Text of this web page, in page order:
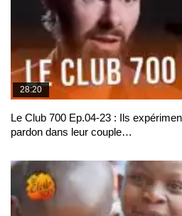
28:20
Le Club 700 Ep.04-23 : Ils
pardon dans leur couple…